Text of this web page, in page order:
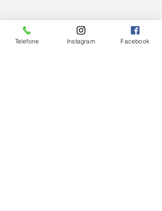
Telefone Instagram Facebook